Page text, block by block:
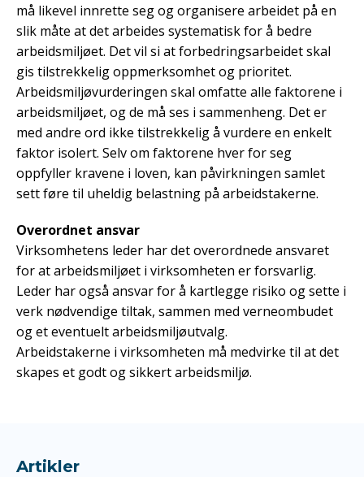
må likevel innrette seg og organisere arbeidet på en
slik måte at det arbeides systematisk for å bedre
arbeidsmiljøet. Det vil si at forbedringsarbeidet skal
gis tilstrekkelig oppmerksomhet og prioritet.
Arbeidsmiljøvurderingen skal omfatte alle faktorene i
arbeidsmiljøet, og de må ses i sammenheng. Det er
med andre ord ikke tilstrekkelig å vurdere en enkelt
faktor isolert. Selv om faktorene hver for seg
oppfyller kravene i loven, kan påvirkningen samlet
sett føre til uheldig belastning på arbeidstakerne.
Overordnet ansvar
Virksomhetens leder har det overordnede ansvaret
for at arbeidsmiljøet i virksomheten er forsvarlig.
Leder har også ansvar for å kartlegge risiko og sette i
verk nødvendige tiltak, sammen med verneombudet
og et eventuelt arbeidsmiljøutvalg.
Arbeidstakerne i virksomheten må medvirke til at det
skapes et godt og sikkert arbeidsmiljø.
Artikler